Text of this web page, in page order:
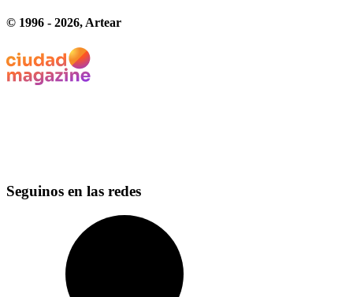
© 1996 - 2026, Artear
Seguinos en las redes